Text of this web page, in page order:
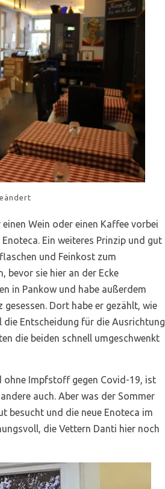
Wein oder einen Kaffee vorbei
Ein weiteres Prinzip und gut
und Feinkost zum
bevor sie hier an der Ecke
in Pankow und habe außerdem
Dort habe er gezählt, wie
die Entscheidung für die Ausrichtung
die beiden schnell umgeschwenkt
ohne Impfstoff gegen Covid-19, ist
auch. Aber was der Sommer
besucht und die neue Enoteca im
die Vettern Danti hier noch